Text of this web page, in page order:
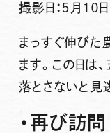
撮影日：５月１０日
まっすぐ伸びた
ます。この日は
落とさないと見
・再び訪